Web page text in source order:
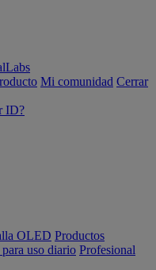
Mi comunidad Cerrar
ID?
OLED Productos
uso diario Profesional